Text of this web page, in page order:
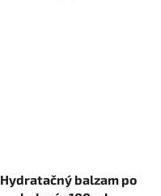
Hydratačný balzam po